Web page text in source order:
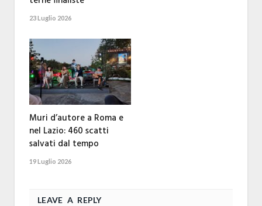
23 Luglio 2026
Muri d’autore a Roma e
nel Lazio: 460 scatti
salvati dal tempo
19 Luglio 2026
LEAVE A REPLY